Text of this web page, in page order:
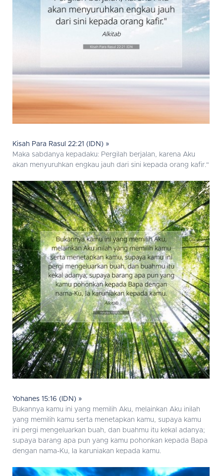
Kisah Para Rasul 22:21 (IDN) »
Maka sabdanya kepadaku: Pergilah berjalan, karena Aku
akan menyuruhkan engkau jauh dari sini kepada orang kafir."
Yohanes 15:16 (IDN) »
Bukannya kamu ini yang memilih Aku, melainkan Aku inilah
yang memilih kamu serta menetapkan kamu, supaya kamu
ini pergi mengeluarkan buah, dan buahmu itu kekal adanya;
supaya barang apa pun yang kamu pohonkan kepada Bapa
dengan nama-Ku, Ia karuniakan kepada kamu.